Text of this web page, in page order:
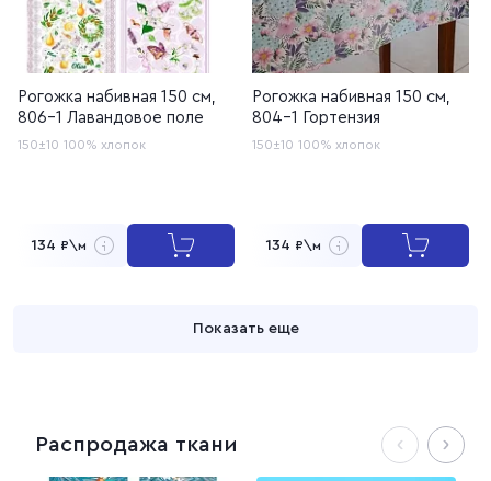
Рогожка набивная 150 см,
806-1 Лавандовое поле
150±10 100% хлопок
134 ₽\м
Рогожка набивная 150 см,
804-1 Гортензия
150±10 100% хлопок
134 ₽\м
Показать еще
Распродажа ткани